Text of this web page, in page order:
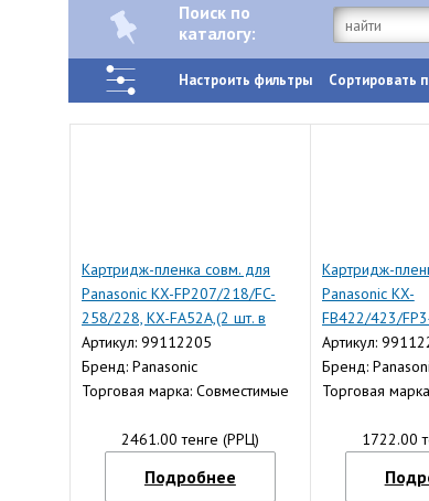
Поиск по
каталогу:
Настроить фильтры Сортировать
Картридж-пленка совм. для
Panasonic KX-FP207/218/FC-
258/228, KX-FA52A,(2 шт. в
коробке) N
Артикул: 99112205
Бренд: Panasonic
Торговая марка: Совместимые
2461.00 тенге (РРЦ)
Подробнее
Картридж-
Panasonic KX-
FB422/423/
332/333/351,
Артикул:
Бренд:
Торговая
1722.00